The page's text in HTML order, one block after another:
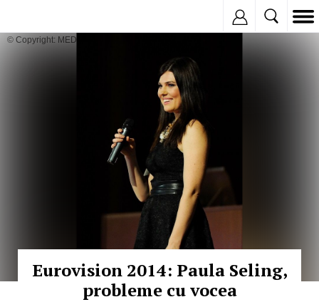
© Copyright: MEDIAFAX
Eurovision 2014: Paula Seling,
probleme cu vocea